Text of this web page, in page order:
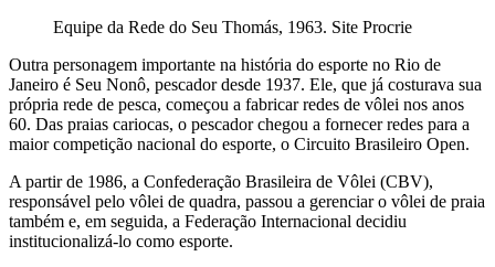
Equipe da Rede do Seu Thomás, 1963. Site Procrie
Outra personagem importante na história do esporte no Rio de
Janeiro é Seu Nonô, pescador desde 1937. Ele, que já costurava sua
própria rede de pesca, começou a fabricar redes de vôlei nos anos
60. Das praias cariocas, o pescador chegou a fornecer redes para a
maior competição nacional do esporte, o Circuito Brasileiro Open.
A partir de 1986, a Confederação Brasileira de Vôlei (CBV),
responsável pelo vôlei de quadra, passou a gerenciar o vôlei de praia
também e, em seguida, a Federação Internacional decidiu
institucionalizá-lo como esporte.